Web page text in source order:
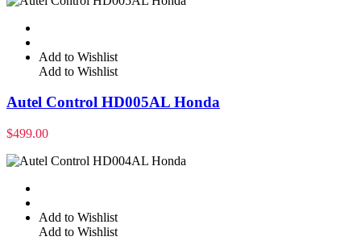
Add to Wishlist
Add to Wishlist
Autel Control HD005AL Honda
$499.00
Add to Wishlist
Add to Wishlist